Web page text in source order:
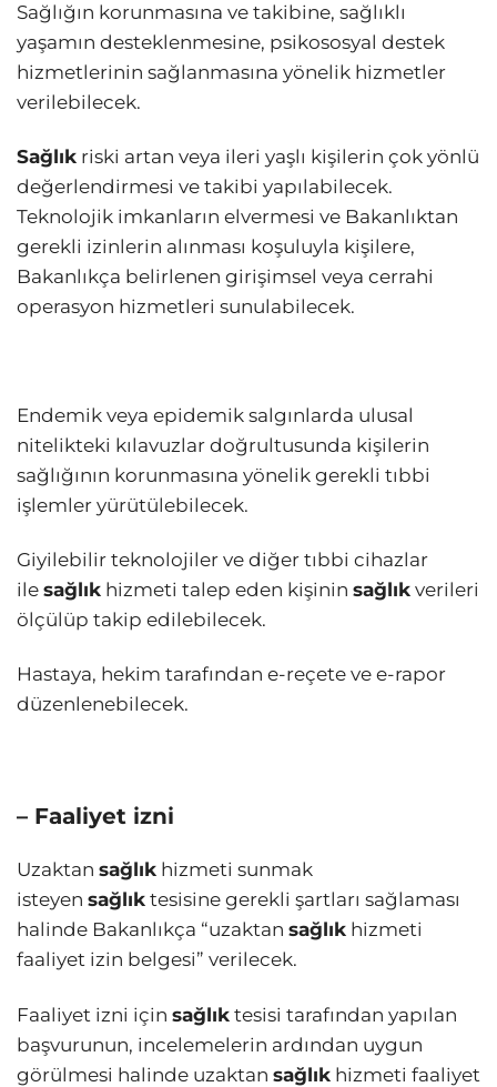
Sağlığın korunmasına ve takibine, sağlıklı
yaşamın desteklenmesine, psikososyal destek
hizmetlerinin sağlanmasına yönelik hizmetler
verilebilecek.
Sağlık riski artan veya ileri yaşlı kişilerin çok yönlü
değerlendirmesi ve takibi yapılabilecek.
Teknolojik imkanların elvermesi ve Bakanlıktan
gerekli izinlerin alınması koşuluyla kişilere,
Bakanlıkça belirlenen girişimsel veya cerrahi
operasyon hizmetleri sunulabilecek.
Endemik veya epidemik salgınlarda ulusal
nitelikteki kılavuzlar doğrultusunda kişilerin
sağlığının korunmasına yönelik gerekli tıbbi
işlemler yürütülebilecek.
Giyilebilir teknolojiler ve diğer tıbbi cihazlar
ile sağlık hizmeti talep eden kişinin sağlık verileri
ölçülüp takip edilebilecek.
Hastaya, hekim tarafından e-reçete ve e-rapor
düzenlenebilecek.
– Faaliyet izni
Uzaktan sağlık hizmeti sunmak
isteyen sağlık tesisine gerekli şartları sağlaması
halinde Bakanlıkça “uzaktan sağlık hizmeti
faaliyet izin belgesi” verilecek.
Faaliyet izni için sağlık tesisi tarafından yapılan
başvurunun, incelemelerin ardından uygun
görülmesi halinde uzaktan sağlık hizmeti faaliyet